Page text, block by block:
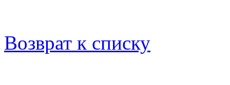
Возврат к списку